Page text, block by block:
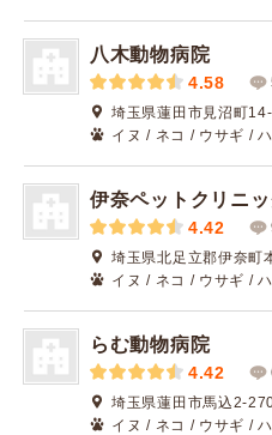
八木動物病院
4.58
埼玉県蓮田市見沼町
イヌ / ネコ / ウサギ /
伊奈ペットクリニッ
4.42
埼玉県北足立郡伊奈町
イヌ / ネコ / ウサギ /
らむ動物病院
4.42
埼玉県蓮田市馬込2-
イヌ / ネコ / ウサギ /